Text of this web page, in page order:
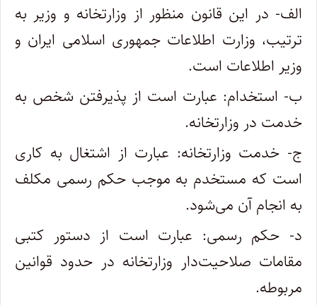
‌الف- در این قانون منظور از ‌وزارتخانه و ‌وزیر به
ترتیب، ‌وزارت اطلاعات جمهوری اسلامی ایران و
‌وزیر اطلاعات است.
ب- استخدام: عبارت است از پذیرفتن شخص به
خدمت در وزارتخانه.
ج- خدمت وزارتخانه: عبارت از اشتغال به کاری
است که مستخدم به موجب حکم رسمی مکلف
به انجام آن می‌شود.
‌د- حکم رسمی: عبارت است از دستور کتبی
مقامات صلاحیت‌دار وزارتخانه در حدود قوانین
مربوطه.